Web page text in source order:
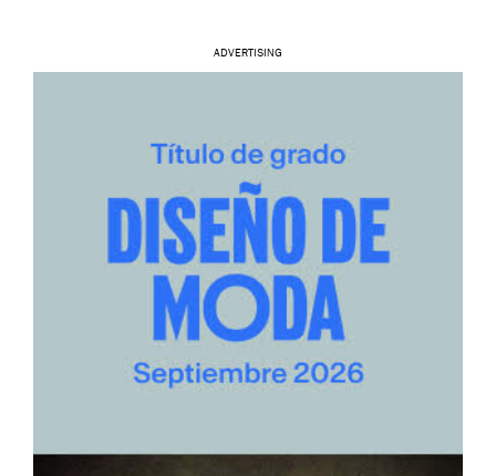
ADVERTISING